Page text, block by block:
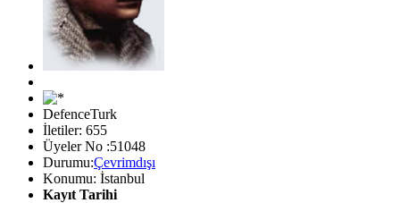
DefenceTurk
İletiler: 655
Üyeler No :51048
Durumu:Çevrimdışı
Konumu: İstanbul
Kayıt Tarihi